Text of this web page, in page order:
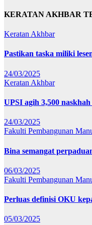
KERATAN AKHBAR
Keratan Akhbar
Pastikan taska miliki
24/03/2025
Keratan Akhbar
UPSI agih 3,500
24/03/2025
Fakulti Pembangunan
Bina semangat
06/03/2025
Fakulti Pembangunan
Perluas definisi OKU
05/03/2025